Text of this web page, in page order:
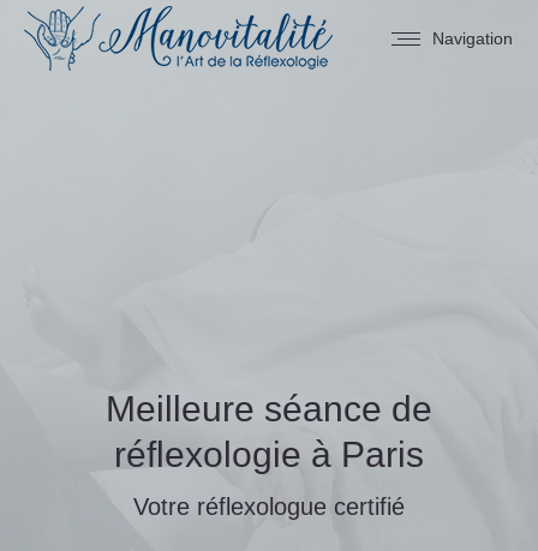
Navigation
Meilleure séance de
réflexologie à Paris
Votre réflexologue certifié